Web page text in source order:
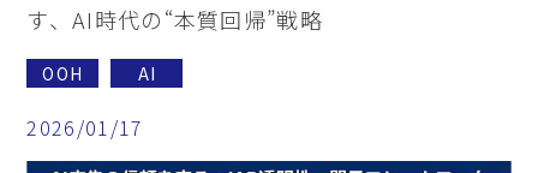
す、AI時代の“本質回帰”戦略
OOH AI
2026/01/17